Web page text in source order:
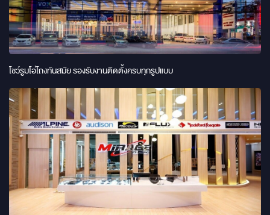
โชว์รูมโอ่โถงทันสมัย รองรับงานติดตั้งครบทุกรูปแบบ